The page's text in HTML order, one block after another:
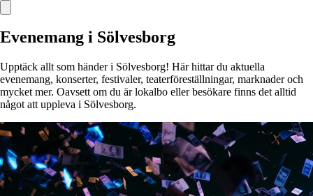
Evenemang i Sölvesborg
Upptäck allt som händer i Sölvesborg! Här hittar du aktuella
evenemang, konserter, festivaler, teaterföreställningar, marknader och
mycket mer. Oavsett om du är lokalbo eller besökare finns det alltid
något att uppleva i Sölvesborg.